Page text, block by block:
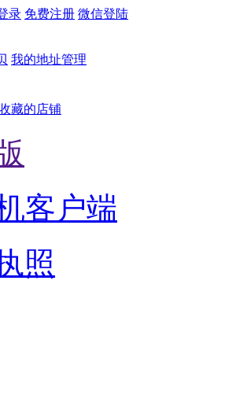
录 免费注册 微信登陆
我的地址管理
藏的店铺
客户端
照